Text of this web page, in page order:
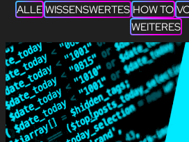
ALLE WISSENSWERTES HOW TO
WEITERES